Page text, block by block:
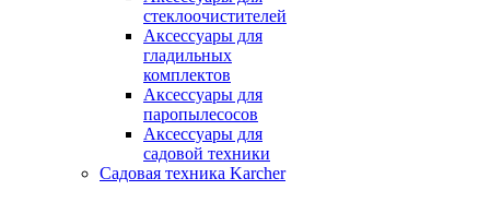
стеклоочистителей
Аксессуары для
гладильных
комплектов
Аксессуары для
паропылесосов
Аксессуары для
садовой техники
Садовая техника Karcher